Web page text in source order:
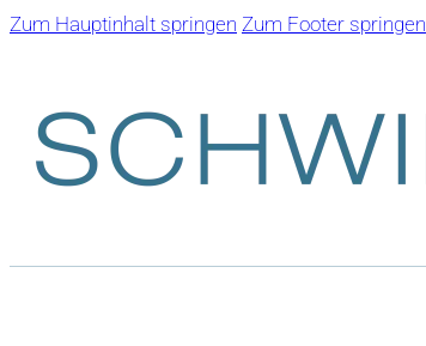
Zum Hauptinhalt springen Zum Footer springen